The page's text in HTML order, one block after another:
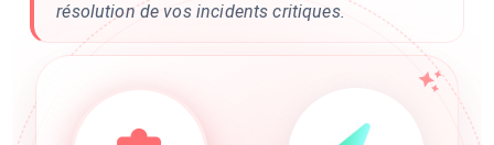
résolution de vos incidents critiques.